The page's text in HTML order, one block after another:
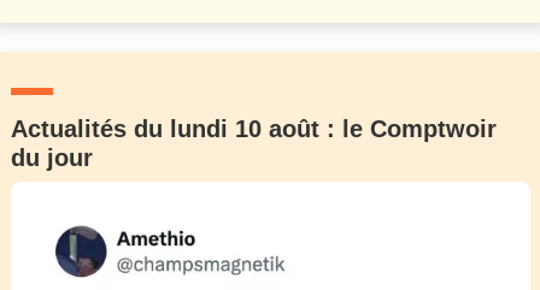
Actualités du lundi 10 août : le Comptwoir
du jour